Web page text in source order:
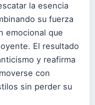
la esencia
su fuerza
emocional que
El resultado
y reafirma
con
sin perder su